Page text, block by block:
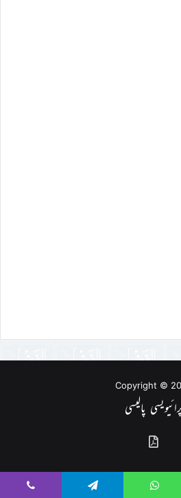
Copyright ©
پالیسی
گذشتہ
شمارے